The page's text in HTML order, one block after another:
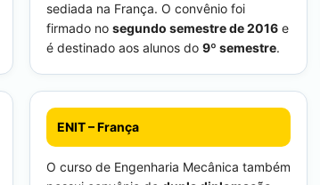
sediada na França. O convênio foi
firmado no segundo semestre de 2016e
é destinado aos alunos do 9º semestre.
ENIT – França
O curso de Engenharia Mecânica também